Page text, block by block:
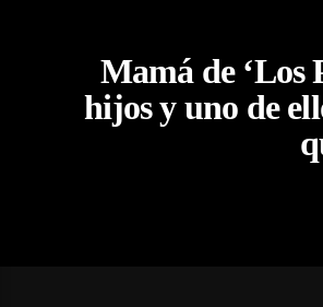
Mamá de ‘Los
hijos y uno de